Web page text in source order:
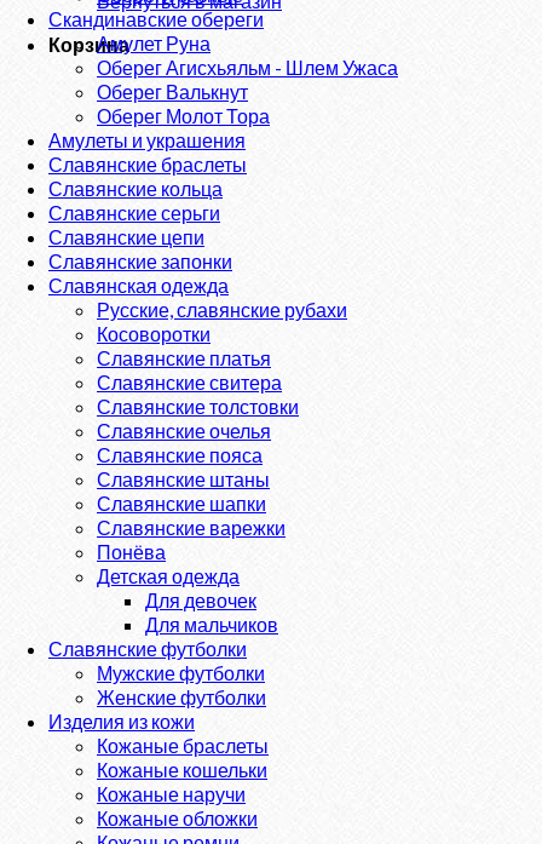
Корзина
Скандинавские обереги
Амулет Руна
Оберег Агисхьяльм - Шлем Ужаса
Оберег Валькнут
Оберег Молот Тора
Амулеты и украшения
Славянские браслеты
Славянские кольца
Славянские серьги
Славянские цепи
Славянские запонки
Славянская одежда
Русские, славянские рубахи
Косоворотки
Славянские платья
Славянские свитера
Славянские толстовки
Славянские очелья
Славянские пояса
Славянские штаны
Славянские шапки
Славянские варежки
Понёва
Детская одежда
Для девочек
Для мальчиков
Славянские футболки
Мужские футболки
Женские футболки
Изделия из кожи
Кожаные браслеты
Кожаные кошельки
Кожаные наручи
Кожаные обложки